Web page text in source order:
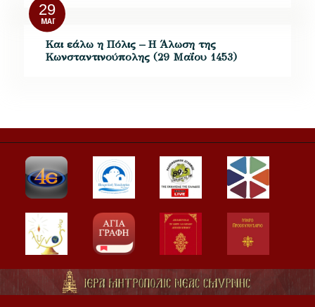
29
ΜΆΙ
Και εάλω η Πόλις – Η Άλωση της
Κωνσταντινούπολης (29 Μαΐου 1453)